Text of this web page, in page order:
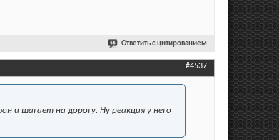
Ответить с цитированием
#4537
и шагает на дорогу. Ну реакция у него